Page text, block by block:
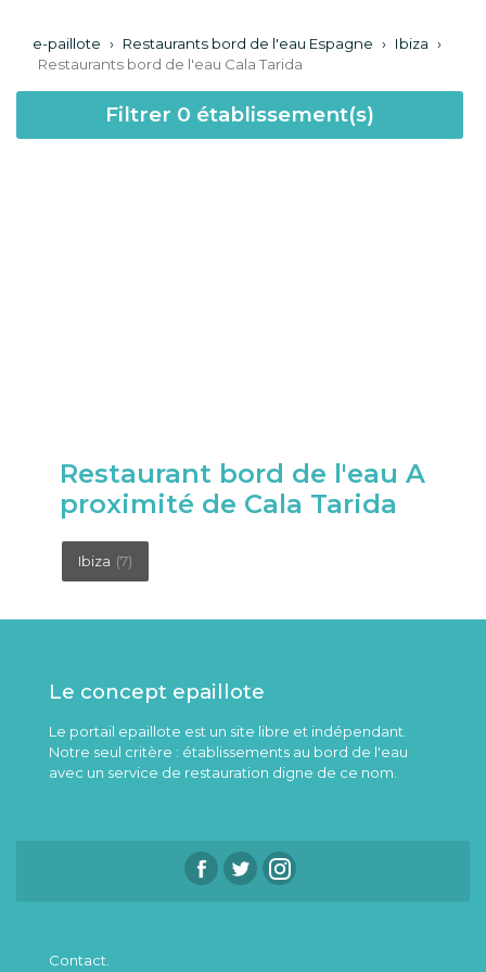
e-paillote › Restaurants bord de l'eau Espagne › Ibiza ›
Restaurants bord de l'eau Cala Tarida
Filtrer 0 établissement(s)
Restaurant bord de l'eau A
proximité de Cala Tarida
Ibiza (7)
Le concept epaillote
Le portail epaillote est un site libre et indépendant.
Notre seul critère : établissements au bord de l'eau
avec un service de restauration digne de ce nom.
Contact.